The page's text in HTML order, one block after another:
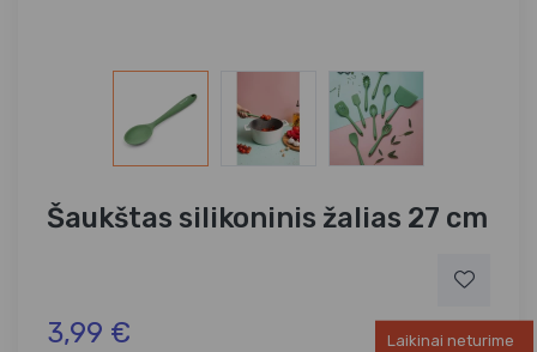
Šaukštas silikoninis žalias 27 cm
3,99 €
Laikinai neturime